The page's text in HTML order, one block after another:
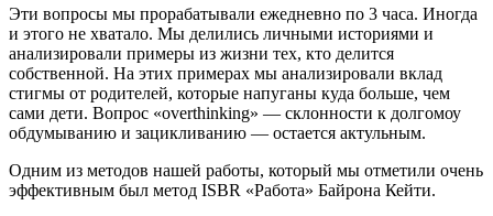
Эти вопросы мы прорабатывали ежедневно по 3 часа. Иногда
и этого не хватало. Мы делились личными историями и
анализировали примеры из жизни тех, кто делится
собственной. На этих примерах мы анализировали вклад
стигмы от родителей, которые напуганы куда больше, чем
сами дети. Вопрос «overthinking» — склонности к долгомоу
обдумыванию и зацикливанию — остается актульным.
Одним из методов нашей работы, который мы отметили очень
эффективным был метод ISBR «Работа» Байрона Кейти.